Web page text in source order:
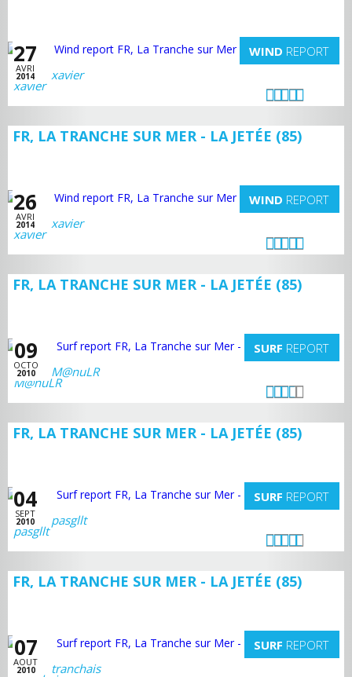
27
AVRI
2014
WIND REPORT
xavier
FR, LA TRANCHE SUR MER - LA JETÉE (85)
26
AVRI
2014
WIND REPORT
xavier
FR, LA TRANCHE SUR MER - LA JETÉE (85)
09
OCTO
2010
SURF REPORT
M@nuLR
FR, LA TRANCHE SUR MER - LA JETÉE (85)
04
SEPT
2010
SURF REPORT
pasgllt
FR, LA TRANCHE SUR MER - LA JETÉE (85)
07
AOUT
2010
SURF REPORT
tranchais